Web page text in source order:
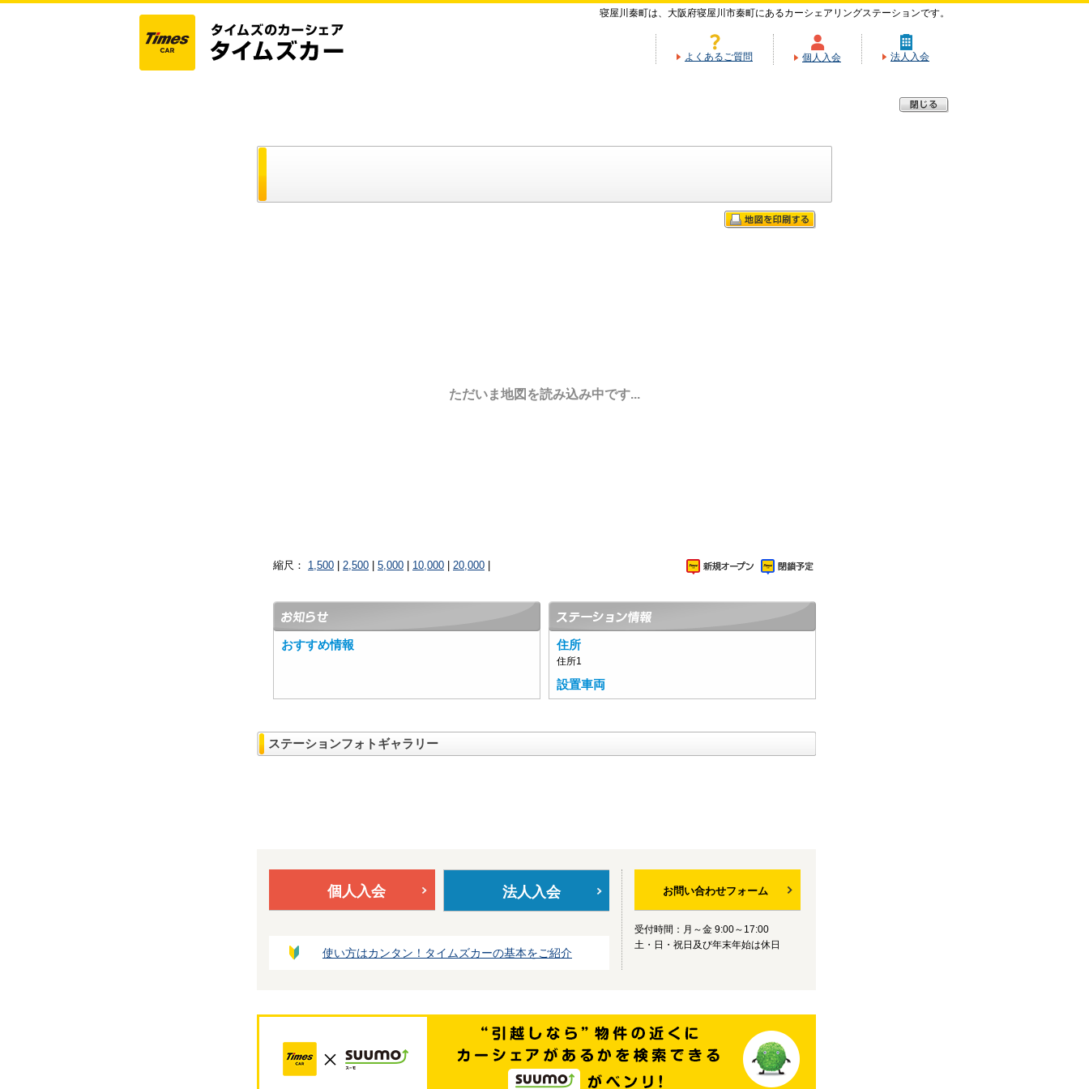
寝屋川秦町は、大阪府寝屋川市秦町にあるカーシェアリングステーションです。
よくあるご質問 個人入会 法人入会
ただいま地図を読み込み中です...
縮尺： 1,500 2,500 5,000 10,000 20,000
おすすめ情報 住所
住所1
設置車両
ステーションフォトギャラリー
個人入会 法人入会
使い方はカンタン！タイムズカーの基本をご紹介
お問い合わせフォーム
受付時間：月～金 9:00～17:00
土・日・祝日及び年末年始は休日